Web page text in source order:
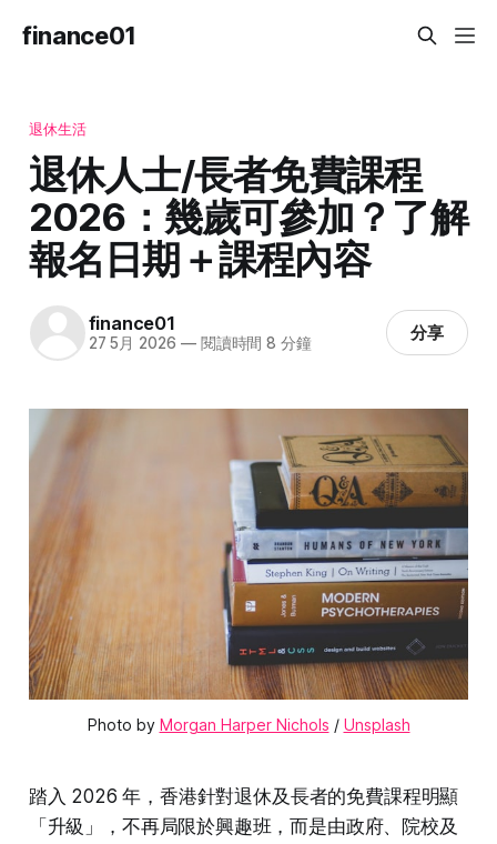
finance01
退休生活
退休人士/長者免費課程
2026：幾歲可參加？了解
報名日期＋課程內容
finance01
27 5月 2026 —閱讀時間 8 分鐘 分享
Photo by Morgan Harper Nichols / Unsplash
踏入 2026 年，香港針對退休及長者的免費課程明顯
「升級」，不再局限於興趣班，而是由政府、院校及